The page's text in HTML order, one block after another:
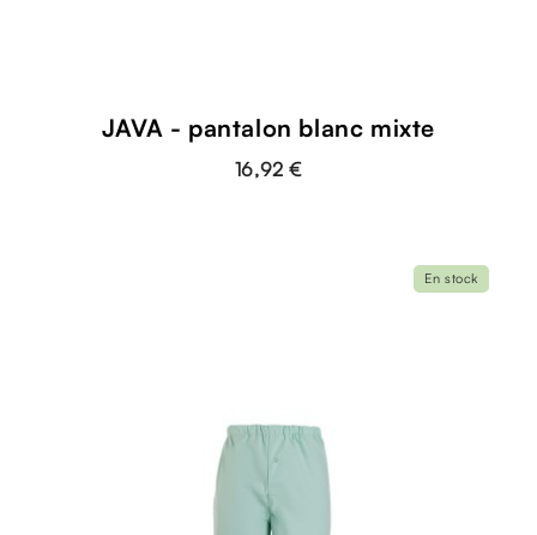
JAVA - pantalon blanc mixte
16,92 €
En stock